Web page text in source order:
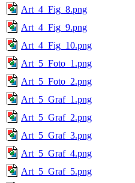
Art_4_Fig_8.png
Art_4_Fig_9.png
Art_4_Fig_10.png
Art_5_Foto_1.png
Art_5_Foto_2.png
Art_5_Graf_1.png
Art_5_Graf_2.png
Art_5_Graf_3.png
Art_5_Graf_4.png
Art_5_Graf_5.png